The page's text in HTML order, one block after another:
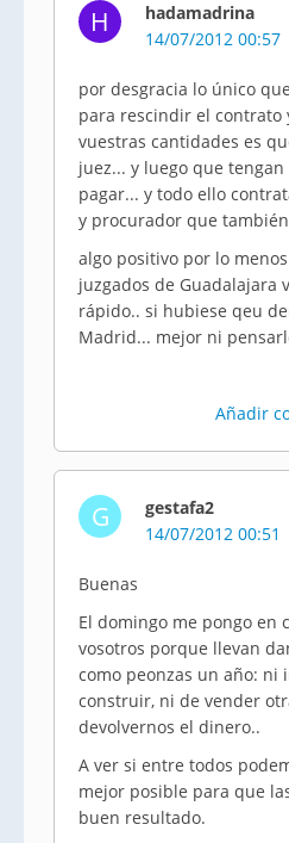
H
hadamadrina
14/07/2012 00:57
por desgracia lo único
para rescindir el contrato
vuestras cantidades es
juez... y luego que
pagar... y todo ello
y procurador que
algo positivo por lo
juzgados de Guadalajara
rápido.. si hubiese qeu
Madrid... mejor ni
Añadir
G
gestafa2
14/07/2012 00:51
Buenas
El domingo me pongo en
vosotros porque llevan
como peonzas un año: ni
construir, ni de vender
devolvernos el dinero..
A ver si entre todos
mejor posible para que
buen resultado.